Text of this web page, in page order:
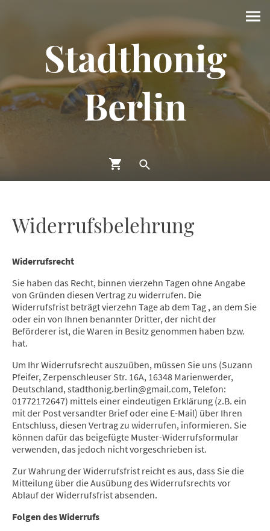
Stadthonig
Berlin
Widerrufsbelehrung
Widerrufsrecht
Sie haben das Recht, binnen vierzehn Tagen ohne Angabe
von Gründen diesen Vertrag zu widerrufen. Die
Widerrufsfrist beträgt vierzehn Tage ab dem Tag , an dem Sie
oder ein von Ihnen benannter Dritter, der nicht der
Beförderer ist, die Waren in Besitz genommen haben bzw.
hat.
Um Ihr Widerrufsrecht auszuüben, müssen Sie uns (Suzann
Pfeifer, Zerpenschleuser Str. 16A, 16348 Marienwerder,
Deutschland, stadthonig.berlin@gmail.com, Telefon:
01772172647) mittels einer eindeutigen Erklärung (z.B. ein
mit der Post versandter Brief oder eine E-Mail) über Ihren
Entschluss, diesen Vertrag zu widerrufen, informieren. Sie
können dafür das beigefügte Muster-Widerrufsformular
verwenden, das jedoch nicht vorgeschrieben ist.
Zur Wahrung der Widerrufsfrist reicht es aus, dass Sie die
Mitteilung über die Ausübung des Widerrufsrechts vor
Ablauf der Widerrufsfrist absenden.
Folgen des Widerrufs